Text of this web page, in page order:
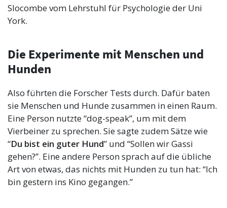
Slocombe vom Lehrstuhl für Psychologie der Uni
York.
Die Experimente mit Menschen und
Hunden
Also führten die Forscher Tests durch. Dafür baten
sie Menschen und Hunde zusammen in einen Raum.
Eine Person nutzte “dog-speak”, um mit dem
Vierbeiner zu sprechen. Sie sagte zudem Sätze wie
“Du bist ein guter Hund” und “Sollen wir Gassi
gehen?”. Eine andere Person sprach auf die übliche
Art von etwas, das nichts mit Hunden zu tun hat: “Ich
bin gestern ins Kino gegangen.”